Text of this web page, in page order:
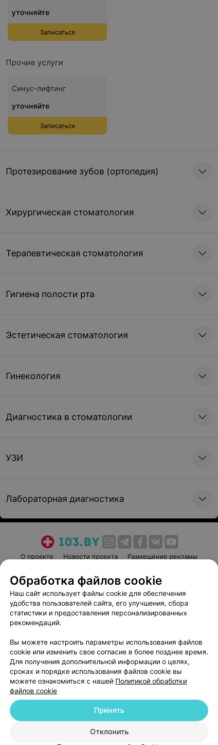
уточняйте
Записаться
Прочие услуги
Синус-лифтинг
уточняйте
Записаться
Протезирование зубов (ортопедия)
Хирургическая стоматология
Терапевтическая стоматология
Гигиена полости рта
Эстетическая стоматология
Гинекология
Диагностика в стоматологии
УЗИ
Лабораторная диагностика
О проекте Новости проекта
Размещение рекламы
Пользовательское соглашение
Способы оплаты
Вакансии
Партнеры
Написать руководителю 103.by
Обработка персональных данных
© 2026 ООО «Артокс Лаб», УНП 191700409
| 220012, Республика Беларусь,
г. Минск, улица Толбухина, 2, пом. 16 | help@103.by
Обработка файлов cookie
Наш сайт использует файлы cookie для обеспечения
удобства пользователей сайта, его улучшения, сбора
статистики и предоставления персонализированных
рекомендаций.
Вы можете настроить параметры использования файлов
cookie или изменить свое согласие в более позднее время.
Для получения дополнительной информации о целях,
сроках и порядке использования файлов cookie вы
можете ознакомиться с нашей Политикой обработки
файлов cookie
Отклонить
Принять